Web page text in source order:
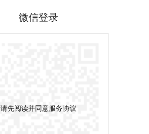
微信登录
请先阅读并同意服务协议